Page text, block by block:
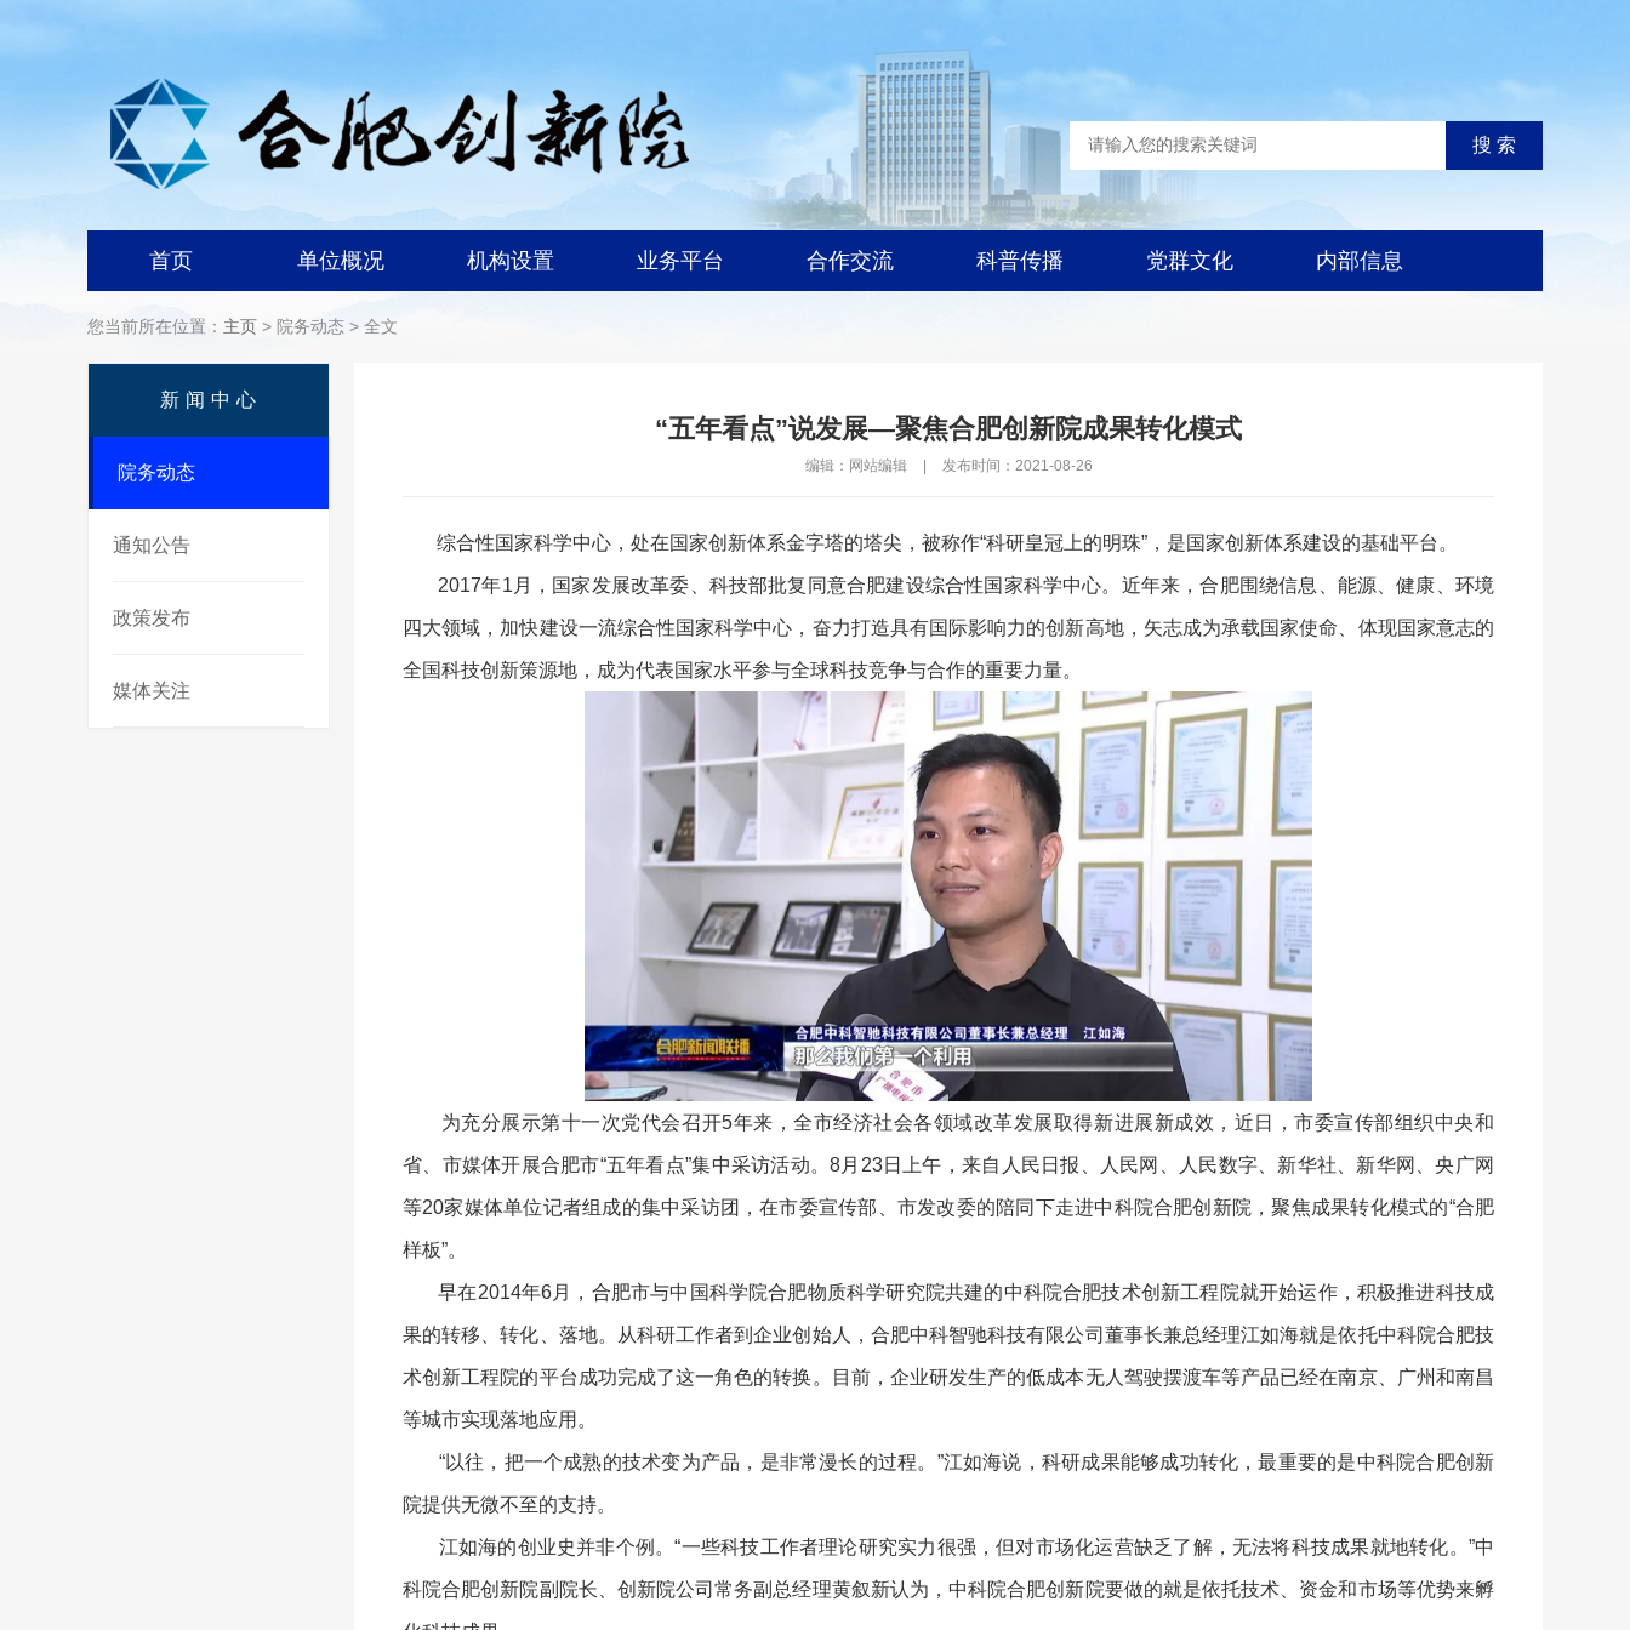
首页 单位概况 机构设置 业务平台 合作交流 科普传播 党群文化 内部信息
您当前所在位置： 主页 > 院务动态 > 全文
新闻中心
院务动态
通知公告
政策发布
媒体关注
“五年看点”说发展—聚焦合肥创新院成果转化模式
编辑：网站编辑 发布时间：2021-08-26
综合性国家科学中心，处在国家创新体系金字塔的塔尖，被称作“科研皇冠上的明珠”，是国家创新体系建设的基础平台。
2017年1月，国家发展改革委、科技部批复同意合肥建设综合性国家科学中心。近年来，合肥围绕信息、能源、健康、环境
四大领域，加快建设一流综合性国家科学中心，奋力打造具有国际影响力的创新高地，矢志成为承载国家使命、体现国家意志的
全国科技创新策源地，成为代表国家水平参与全球科技竞争与合作的重要力量。
为充分展示第十一次党代会召开5年来，全市经济社会各领域改革发展取得新进展新成效，近日，市委宣传部组织中央和
省、市媒体开展合肥市“五年看点”集中采访活动。8月23日上午，来自人民日报、人民网、人民数字、新华社、新华网、央广网
等20家媒体单位记者组成的集中采访团，在市委宣传部、市发改委的陪同下走进中科院合肥创新院，聚焦成果转化模式的“合肥
样板”。
早在2014年6月，合肥市与中国科学院合肥物质科学研究院共建的中科院合肥技术创新工程院就开始运作，积极推进科技成
果的转移、转化、落地。从科研工作者到企业创始人，合肥中科智驰科技有限公司董事长兼总经理江如海就是依托中科院合肥技
术创新工程院的平台成功完成了这一角色的转换。目前，企业研发生产的低成本无人驾驶摆渡车等产品已经在南京、广州和南昌
等城市实现落地应用。
“以往，把一个成熟的技术变为产品，是非常漫长的过程。”江如海说，科研成果能够成功转化，最重要的是中科院合肥创新
院提供无微不至的支持。
江如海的创业史并非个例。“一些科技工作者理论研究实力很强，但对市场化运营缺乏了解，无法将科技成果就地转化。”中
科院合肥创新院副院长、创新院公司常务副总经理黄叙新认为，中科院合肥创新院要做的就是依托技术、资金和市场等优势来孵